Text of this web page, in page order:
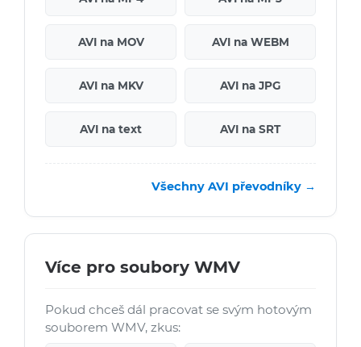
AVI na MOV AVI na WEBM
AVI na MKV AVI na JPG
AVI na text AVI na SRT
Všechny AVI převodníky →
Více pro soubory WMV
Pokud chceš dál pracovat se svým hotovým
souborem WMV, zkus: